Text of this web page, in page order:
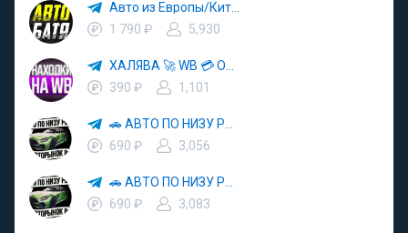
1 790 ₽
5,930
390 ₽
1,101
690 ₽
3,056
690 ₽
3,083